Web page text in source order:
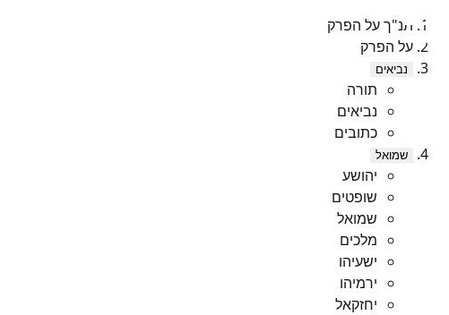
תנ"ך על הפרק
על הפרק
נביאים
תורה
נביאים
כתובים
שמואל
יהושע
שופטים
שמואל
מלכים
ישעיהו
ירמיהו
יחזקאל